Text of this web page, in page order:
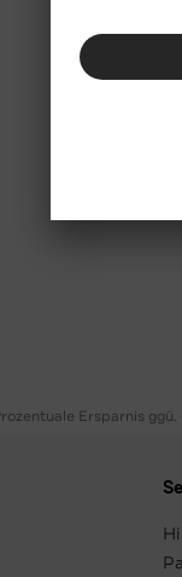
Ersparnis